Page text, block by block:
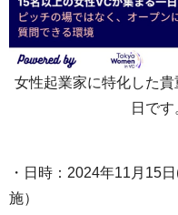
女性起業家に特化した
日です
・日時：2024年11月15
施）